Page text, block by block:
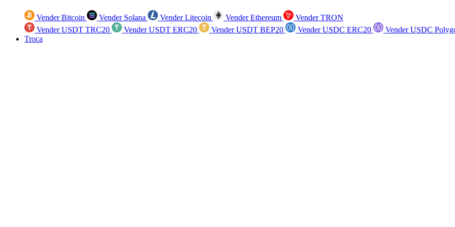
Vender Bitcoin Vender Solana Vender Litecoin Vender Ethereum
Vender TRON
Vender USDT TRC20
Vender USDT ERC20 Vender USDT BEP20 Vender USDC ERC20
Vender USDC
Troca